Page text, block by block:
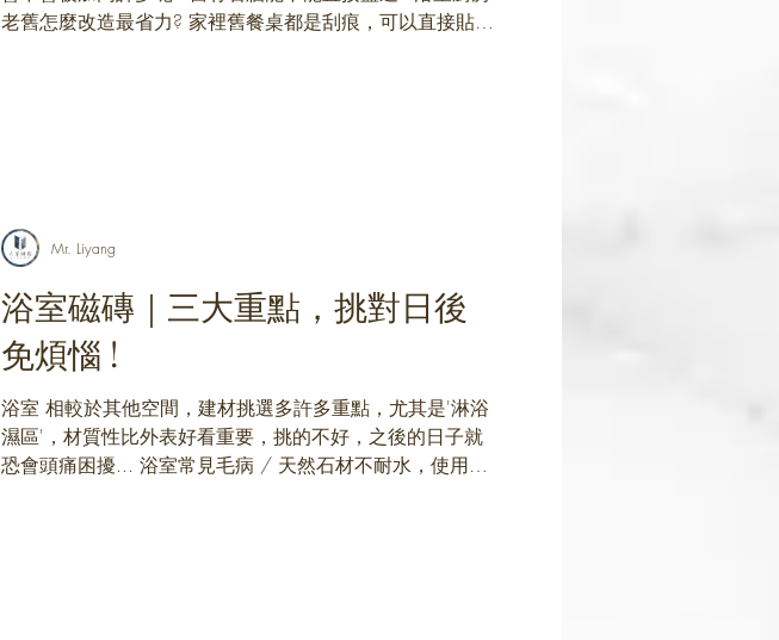
老舊怎麼改造最省力? 家裡舊餐桌都是刮痕，可以直接貼薄
浴室磁磚｜三大重點，挑對日後
免煩惱 !
浴室 相較於其他空間，建材挑選多許多重點，尤其是'淋浴
濕區'，材質性比外表好看重要，挑的不好，之後的日子就
恐會頭痛困擾... 浴室常見毛病 / 天然石材不耐水，使用久
Mr. Liyang